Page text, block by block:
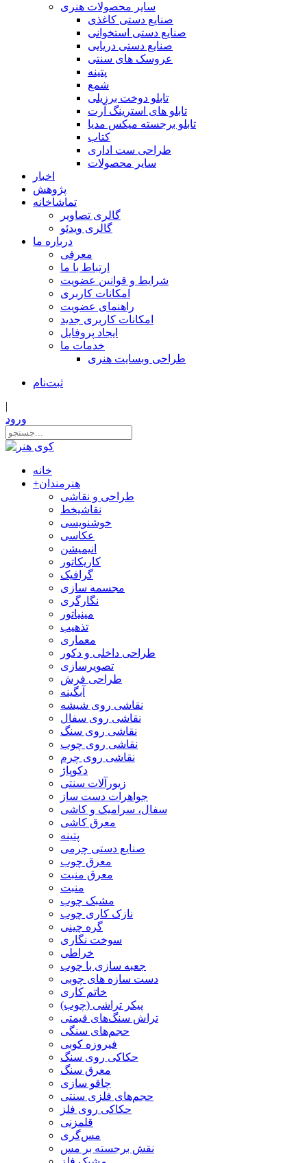
سایر محصولات هنری
صنایع دستی کاغذی
صنایع دستی استخوانی
صنایع دستی دریایی
عروسک های سنتی
پتینه
شمع
تابلو دوخت برزیلی
تابلو های استرینگ آرت
تابلو برجسته میکس مدیا
کتاب
طراحی ست اداری
سایر محصولات
اخبار
پژوهش
تماشاخانه
گالری تصاویر
گالری ویدئو
درباره ما
معرفی
ارتباط با ما
شرایط و قوانین عضویت
امکانات کاربری
راهنمای عضویت
امکانات کاربری جدید
ایجاد پروفایل
خدمات ما
طراحی وبسایت هنری
ثبت‌نام
|
ورود
خانه
+هنرمندان
طراحی و نقاشی
نقاشیخط
خوشنویسی
عکاسی
انیمیشن
کاریکاتور
گرافیک
مجسمه سازی
نگارگری
مینیاتور
تذهیب
معماری
طراحی داخلی و دکور
تصویرسازی
طراحی فرش
آبگینه
نقاشی روی شیشه
نقاشی روی سفال
نقاشی روی سنگ
نقاشی روی چوب
نقاشی روی چرم
دکوپاژ
زیورآلات سنتی
جواهرات دست ساز
سفال، سرامیک و کاشی
معرق کاشی
پتینه
صنایع دستی چرمی
معرق چوب
معرق منبت
منبت
مشبک چوب
نازک کاری چوب
گره چینی
سوخت نگاری
خراطی
جعبه سازی با چوب
دست سازه های چوبی
خاتم کاری
پیکر تراشی (چوب)
تراش سنگ‌های قیمتی
حجم‌های سنگی
فیروزه کوبی
حکاکی روی سنگ
معرق سنگ
چاقو سازی
حجم‌های فلزی سنتی
حکاکی روی فلز
قلمزنی
مس‌گری
نقش برجسته بر مس